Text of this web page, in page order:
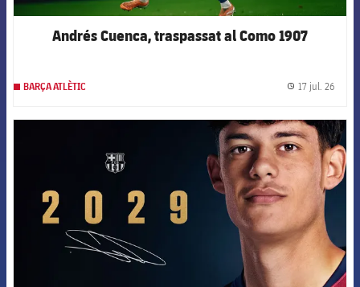
Andrés Cuenca, traspassat al Como 1907
BARÇA ATLÈTIC 17 jul. 26
FCB Barcelona badge